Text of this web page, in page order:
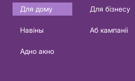
Основная
навигация
Для дому Для бізнесу
Навіны
Аб кампаніі
Адно акно